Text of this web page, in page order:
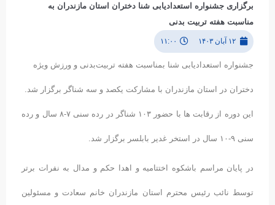
برگزارى جشنواره استعدادیابی شنا دختران استان مازندران به
مناسبت هفته تربیت بدنی
۱۲ آبان ۱۴۰۳ ۱۱:۰۰
جشنواره استعدادیابی شنا بمناسبت هفته تربیت‌‌بدنی و ورزش ویژه
دختران در استان مازندران با مشارکت یکصد و سه شناگر برگزار شد.
این دوره از رقابت ها با حضور ١٠٣ شناگر در رده سنى ٧-٨ سال و رده
سنى ٩-١٠ سال در استخر غدیر بابلسر برگزار شد.
در پایان مراسم باشکوه اختتامیه و اهدا حکم و مدال به نفرات برتر
توسط نائب رئیس محترم استان مازندران خانم سعادت و مسئولین